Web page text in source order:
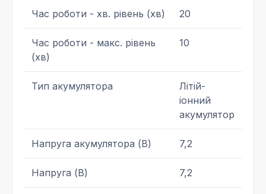
Час роботи - хв. рівень (хв) 20
Час роботи - макс. рівень
(хв)
10
Тип акумулятора
Літій-
іонний
акумулятор
Напруга акумулятора (В) 7,2
Напруга (В) 7,2